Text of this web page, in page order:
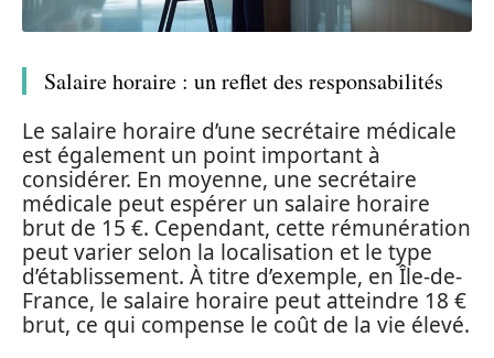
Salaire horaire : un reflet des responsabilités
Le salaire horaire d’une secrétaire médicale
est également un point important à
considérer. En moyenne, une secrétaire
médicale peut espérer un salaire horaire
brut de 15 €. Cependant, cette rémunération
peut varier selon la localisation et le type
d’établissement. À titre d’exemple, en Île-de-
France, le salaire horaire peut atteindre 18 €
brut, ce qui compense le coût de la vie élevé.